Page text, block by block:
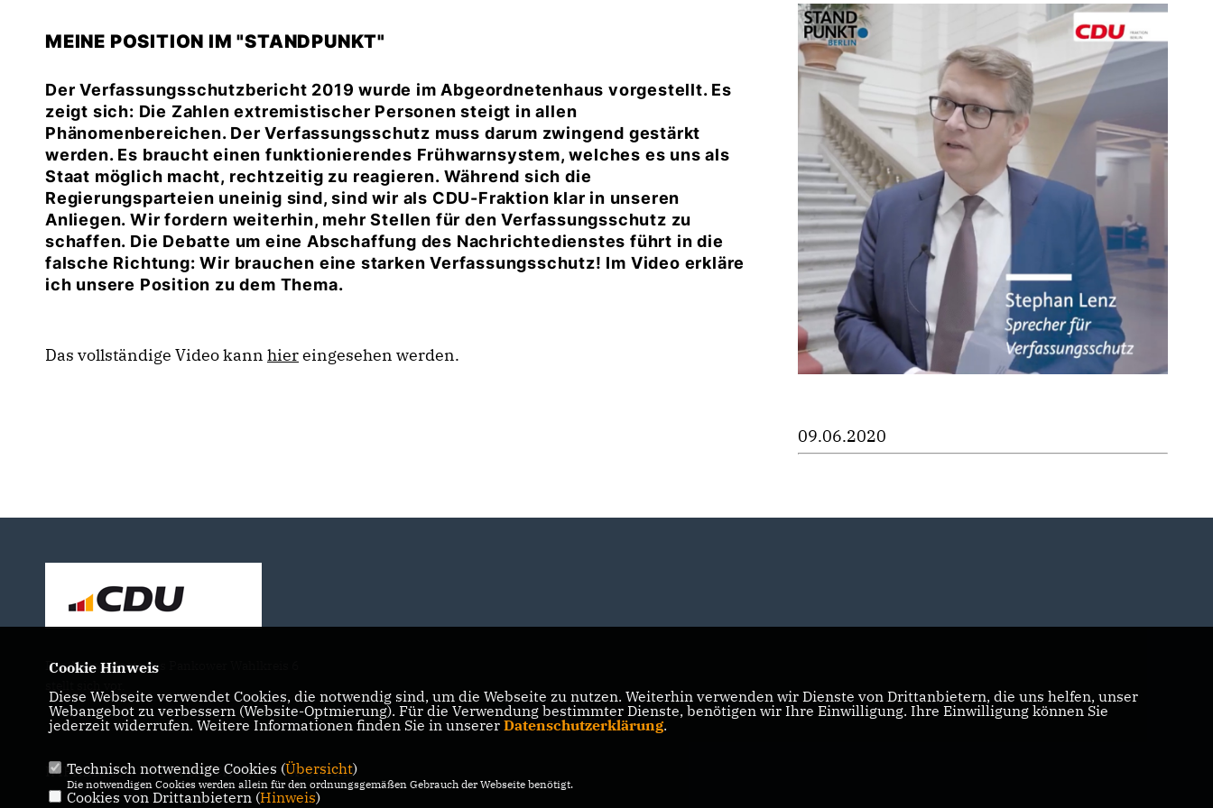
MEINE POSITION IM "STANDPUNKT"
Der Verfassungsschutzbericht 2019 wurde im Abgeordnetenhaus vorgestellt. Es
zeigt sich: Die Zahlen extremistischer Personen steigt in allen
Phänomenbereichen. Der Verfassungsschutz muss darum zwingend gestärkt
werden. Es braucht einen funktionierendes Frühwarnsystem, welches es uns als
Staat möglich macht, rechtzeitig zu reagieren. Während sich die
Regierungsparteien uneinig sind, sind wir als CDU-Fraktion klar in unseren
Anliegen. Wir fordern weiterhin, mehr Stellen für den Verfassungsschutz zu
schaffen. Die Debatte um eine Abschaffung des Nachrichtedienstes führt in die
falsche Richtung: Wir brauchen eine starken Verfassungsschutz! Im Video erkläre
ich unsere Position zu dem Thema.
Das vollständige Video kann hiereingesehen werden.
09.06.2020
Der Abgeordnete des Pankower Wahlkreis 6
IMPRESSUM DATENSCHUTZ KONTAKT
Cookie Hinweis
Diese Webseite verwendet Cookies, die notwendig sind, um die Webseite zu nutzen. Weiterhin verwenden wir Dienste von Drittanbietern, die uns helfen, unser
Webangebot zu verbessern (Website-Optmierung). Für die Verwendung bestimmter Dienste, benötigen wir Ihre Einwilligung. Ihre Einwilligung können Sie
jederzeit widerrufen. Weitere Informationen finden Sie in unserer Datenschutzerklärung.
Technisch notwendige Cookies (Übersicht)
Die notwendigen Cookies werden allein für den ordnungsgemäßen Gebrauch der Webseite benötigt.
Cookies von Drittanbietern (Hinweis)